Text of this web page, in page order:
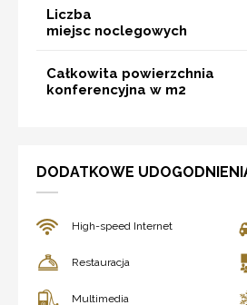
Liczba
miejsc noclegowych
Całkowita powierzchnia
konferencyjna w m2
DODATKOWE
High-speed Internet
Restauracja
Multimedia